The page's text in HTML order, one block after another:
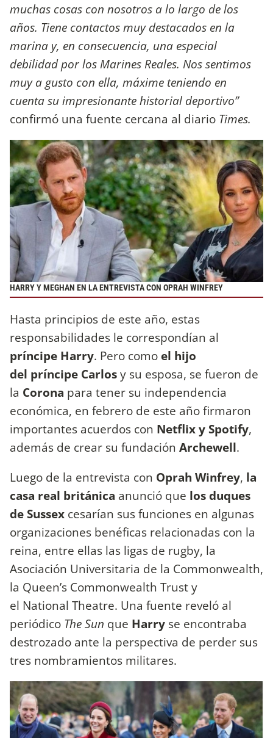
muchas cosas con nosotros a lo largo de los
años. Tiene contactos muy destacados en la
marina y, en consecuencia, una especial
debilidad por los Marines Reales. Nos sentimos
muy a gusto con ella, máxime teniendo en
cuenta su impresionante historial deportivo”
confirmó una fuente cercana al diario Times.
HARRY Y MEGHAN EN LA ENTREVISTA CON OPRAH WINFREY
Hasta principios de este año, estas
responsabilidades le correspondían al
príncipe Harry. Pero como el hijo
del príncipe Carlosy su esposa, se fueron de
la Corona para tener su independencia
económica, en febrero de este año firmaron
importantes acuerdos con Netflix y Spotify,
además de crear su fundación Archewell.
Luego de la entrevista con Oprah Winfrey, la
casa real británica anunció que los duques
de Sussex cesarían sus funciones en algunas
organizaciones benéficas relacionadas con la
reina, entre ellas las ligas de rugby, la
Asociación Universitaria de la Commonwealth,
la Queen’s Commonwealth Trust y
el National Theatre. Una fuente reveló al
periódico The Sun que Harry se encontraba
destrozado ante la perspectiva de perder sus
tres nombramientos militares.